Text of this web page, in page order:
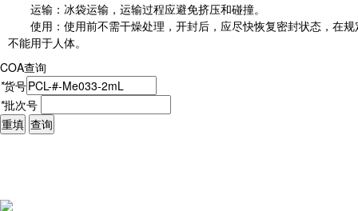
运输：冰袋运输，运输过程应避免挤压和碰撞。
使用：使用前不需干燥处理，开封后，应尽快恢复密封状态，在
不能用于人体。
COA查询
*货号
*批次号
重填 查询